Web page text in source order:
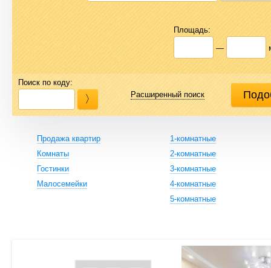
Площадь:
—
Поиск по коду:
Расширенный поиск
Продажа квартир
Комнаты
Гостинки
Малосемейки
1-комнатные
2-комнатные
3-комнатные
4-комнатные
5-комнатные